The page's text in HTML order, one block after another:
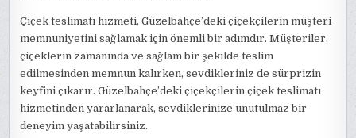
Çiçek teslimatı hizmeti, Güzelbahçe’deki çiçekçilerin müşteri
memnuniyetini sağlamak için önemli bir adımdır. Müşteriler,
çiçeklerin zamanında ve sağlam bir şekilde teslim
edilmesinden memnun kalırken, sevdikleriniz de sürprizin
keyfini çıkarır. Güzelbahçe’deki çiçekçilerin çiçek teslimatı
hizmetinden yararlanarak, sevdiklerinize unutulmaz bir
deneyim yaşatabilirsiniz.